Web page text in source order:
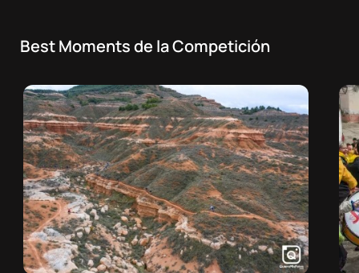
Best Moments de la Competición